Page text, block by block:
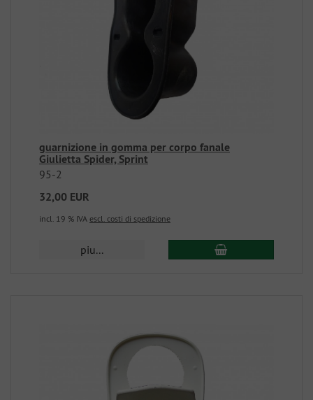
guarnizione in gomma per corpo fanale
Giulietta Spider, Sprint
95-2
32,00 EUR
incl. 19 % IVA escl. costi di spedizione
piu...